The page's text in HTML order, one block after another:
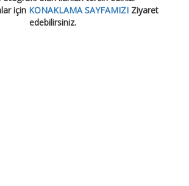
için KONAKLAMA SAYFAMIZIZiyaret
edebilirsiniz.